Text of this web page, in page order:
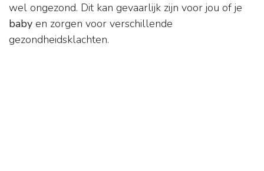
wel ongezond. Dit kan gevaarlijk zijn voor jou of je
baby en zorgen voor verschillende
gezondheidsklachten.